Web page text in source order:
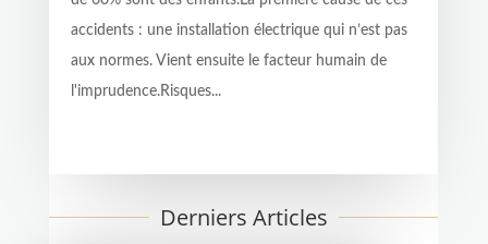
accidents : une installation électrique qui n’est pas
aux normes. Vient ensuite le facteur humain de
l'imprudence.Risques...
Derniers Articles